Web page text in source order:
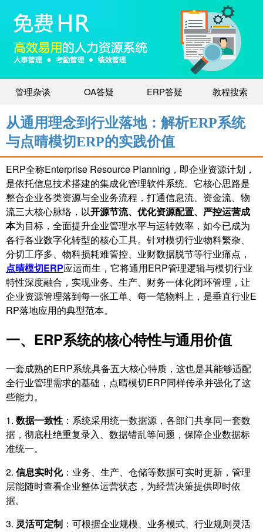
管理杂谈 OA答疑 ERP答疑 教程搜索
从通用理念到行业落地：解析ERP系统
与点晴模切ERP的实践价值
ERP全称Enterprise Resource Planning，即企业资源计划，
是依托信息技术搭建的集成化管理软件系统。它核心思路是
整合企业各类资源与全业务流程，打通信息流、资金流、物
流三大核心脉络，以开源节流、优化资源配置、严控运营成
本为目标，全面提升企业管理水平与运转效率，如今已成为
各行各业数字化转型的核心工具。针对模切行业物料繁杂、
分切工序多、物料损耗难管控、业财数据脱节等行业痛点，
点晴模切ERP​应运而生，它将通用ERP管理逻辑与模切行业
特性深度融合，实现业务、生产、财务一体化闭环管理，让
企业资源管理落到每一张工单、每一笔物料上，是垂直行业E
RP落地应用的典型范本。
一、ERP系统的核心特性与通用价值
一套成熟的ERP系统具备五大核心特质，这也是其能够适配
全行业管理需求的基础，点晴模切ERP同样传承并强化了这
些能力。
1. 数据一致性 ：系统采用统一数据源，各部门共享同一套数
据，彻底杜绝重复录入、数据错乱等问题，保障企业数据标
准统一。
2. 信息实时化：业务、生产、仓储等数据可实时更新，管理
层能随时查看企业整体运营状态，为经营决策提供即时依
据。
3. 灵活可定制 ：可根据企业规模、业务模式、行业规则灵活